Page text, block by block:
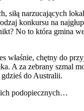
siłą narzucających
konkursu na
No to która gmina
właśnie, chętny do
A za zebrany szmal
do Australii.
podopiecznych…